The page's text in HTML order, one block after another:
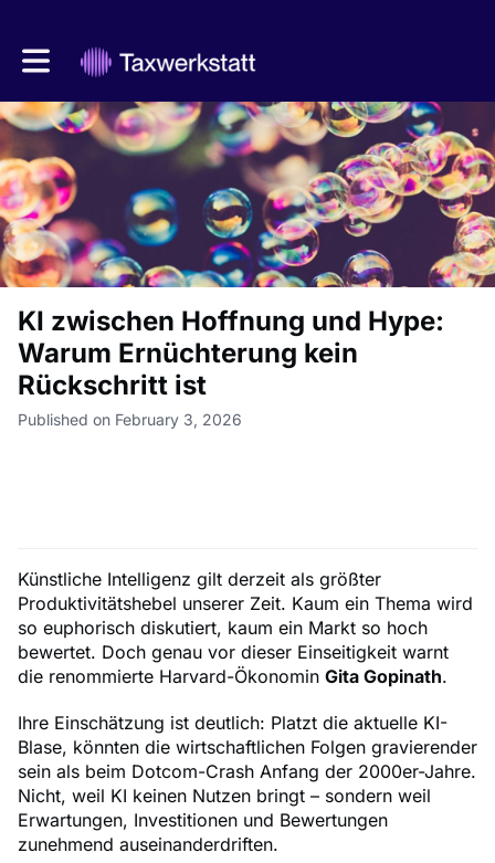
Toggle main navigation
KI zwischen Hoffnung und Hype:
Warum Ernüchterung kein
Rückschritt ist
Published on February 3, 2026
Künstliche Intelligenz gilt derzeit als größter
Produktivitätshebel unserer Zeit. Kaum ein Thema wird
so euphorisch diskutiert, kaum ein Markt so hoch
bewertet. Doch genau vor dieser Einseitigkeit warnt
die renommierte Harvard-Ökonomin Gita Gopinath.
Ihre Einschätzung ist deutlich: Platzt die aktuelle KI-
Blase, könnten die wirtschaftlichen Folgen gravierender
sein als beim Dotcom-Crash Anfang der 2000er-Jahre.
Nicht, weil KI keinen Nutzen bringt – sondern weil
Erwartungen, Investitionen und Bewertungen
zunehmend auseinanderdriften.